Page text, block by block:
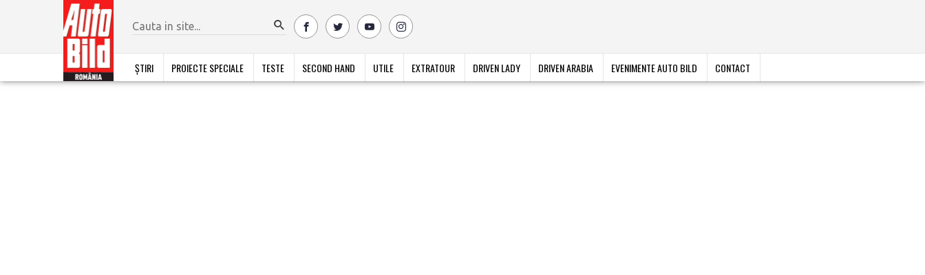
ȘTIRI PROIECTE SPECIALE TESTE SECOND HAND UTILE EXTRATOUR DRIVEN LADY DRIVEN ARABIA EVENIMENTE AUTO BILD CONTACT